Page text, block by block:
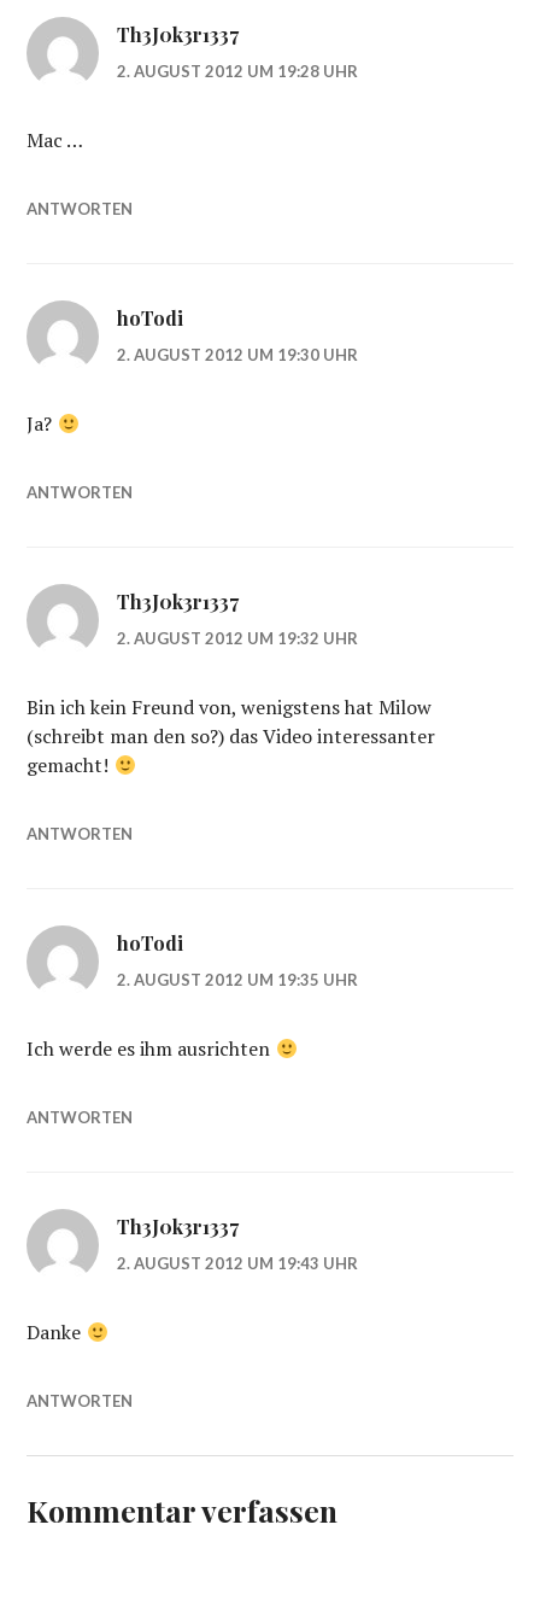
Th3J0k3r1337
2. AUGUST 2012 UM 19:28 UHR
Mac …
ANTWORTEN
hoTodi
2. AUGUST 2012 UM 19:30 UHR
Ja?
ANTWORTEN
Th3J0k3r1337
2. AUGUST 2012 UM 19:32 UHR
Bin ich kein Freund von, wenigstens hat Milow
(schreibt man den so?) das Video interessanter
gemacht!
ANTWORTEN
hoTodi
2. AUGUST 2012 UM 19:35 UHR
Ich werde es ihm ausrichten
ANTWORTEN
Th3J0k3r1337
2. AUGUST 2012 UM 19:43 UHR
Danke
ANTWORTEN
Kommentar verfassen